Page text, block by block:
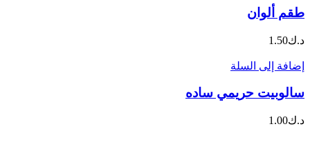
طقم ألوان
د.ك1.50
إضافة إلى السلة
سالوبيت حريمي ساده
د.ك1.00